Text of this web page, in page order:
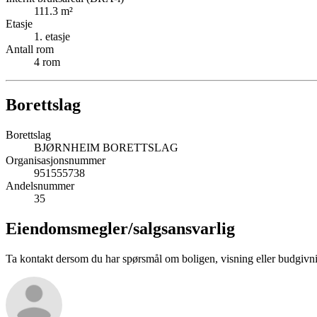
111.3 m²
Etasje
1 . etasje
Antall rom
4 rom
Borettslag
Borettslag
BJØRNHEIM BORETTSLAG
Organisasjonsnummer
951555738
Andelsnummer
35
Eiendomsmegler/salgsansvarlig
Ta kontakt dersom du har spørsmål om boligen, visning eller